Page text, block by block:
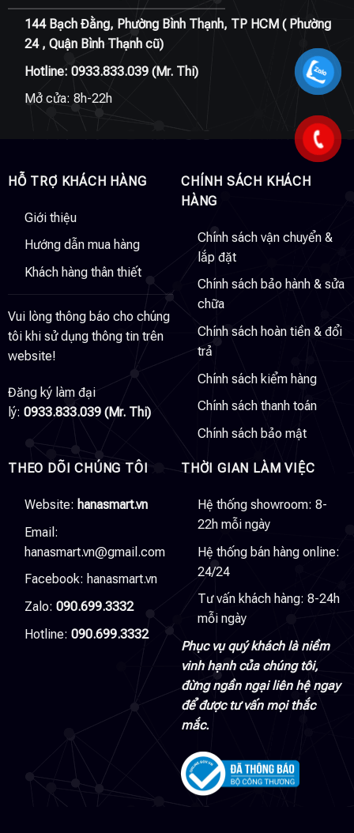
144 Bạch Đằng, Phường Bình Thạnh, TP HCM ( Phường
24 , Quận Bình Thạnh cũ)
Hotline: 0933.833.039(Mr. Thi)
Mở cửa: 8h-22h
HỖ TRỢ KHÁCH HÀNG
Giới thiệu
Hướng dẫn mua hàng
Khách hàng thân thiết
Vui lòng thông báo cho chúng
tôi khi sử dụng thông tin trên
website!
Đăng ký làm đại
lý: 0933.833.039 (Mr. Thi)
CHÍNH SÁCH KHÁCH
HÀNG
Chính sách vận chuyển &
lắp đặt
Chính sách bảo hành & sửa
chữa
Chính sách hoàn tiền & đổi
trả
Chính sách kiểm hàng
Chính sách thanh toán
Chính sách bảo mật
THEO DÕI CHÚNG TÔI
Website: hanasmart.vn
Email:
hanasmart.vn@gmail.com
Facebook: hanasmart.vn
Zalo: 090.699.3332
Hotline: 090.699.3332
THỜI GIAN LÀM VIỆC
Hệ thống showroom: 8-
22h mỗi ngày
Hệ thống bán hàng online:
24/24
Tư vấn khách hàng: 8-24h
mỗi ngày
Phục vụ quý khách là niềm
vinh hạnh của chúng tôi,
đừng ngần ngại liên hệ ngay
để được tư vấn mọi thắc
mắc.